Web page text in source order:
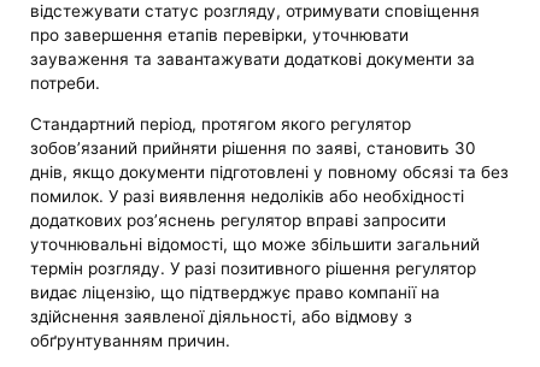
відстежувати статус розгляду, отримувати сповіщення
про завершення етапів перевірки, уточнювати
зауваження та завантажувати додаткові документи за
потреби.
Стандартний період, протягом якого регулятор
зобов’язаний прийняти рішення по заяві, становить 30
днів, якщо документи підготовлені у повному обсязі та без
помилок. У разі виявлення недоліків або необхідності
додаткових роз’яснень регулятор вправі запросити
уточнювальні відомості, що може збільшити загальний
термін розгляду. У разі позитивного рішення регулятор
видає ліцензію, що підтверджує право компанії на
здійснення заявленої діяльності, або відмову з
обґрунтуванням причин.